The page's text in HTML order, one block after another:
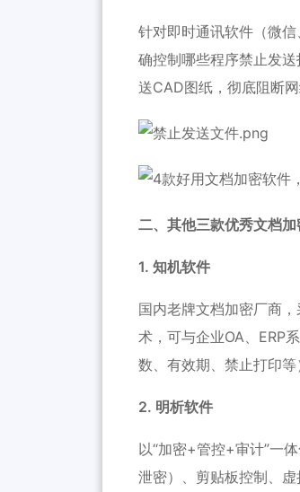
针对即时通讯软件（微
确控制哪些程序禁止发
送CAD图纸，彻底阻断网
二、其他三款优秀文档
1. 知机软件
国内老牌文档加密厂商
术，可与企业OA、ERP
数、有效期、禁止打印等
2. 明析软件
以“加密+管控+审计”一
泄密）、剪贴板控制、